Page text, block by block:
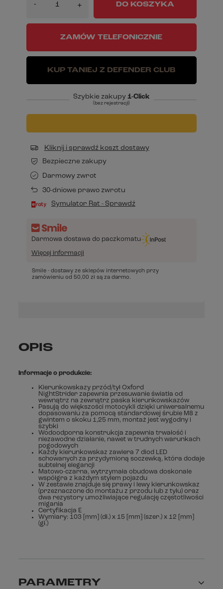
- + DO KOSZYKA
ZAMÓW TELEFONICZNIE
KUP TANIEJ Z DEFENDER CLUB
Szybkie zakupy 1-Click
(bez rejestracji)
Kliknij i sprawdź koszt dostawy
Bezpieczne zakupy
Darmowy zwrot
30-dniowe prawo zwrotu
Symulator Rat - Sprawdź
Darmowa dostawa do paczkomatu
Więcej informacji
Smile - dostawy ze sklepów internetowych przy
zamówieniu od 50,00 zł są za darmo.
OPIS
Informacje o produkcie:
Kierunkowskazy przód/tył Oxford
NightStrider zapewnia przesuwanie światła od
wewnątrz na zewnątrz paska kierunkowskazów
Pasują do większości motocykli dzięki uniwersalnemu
dopasowaniu za pomocą standardowej śrubie M8 z
gwintem o skoku 1,25 mm, montaż jest wygodny i
szybki
Wodoodporna konstrukcja zapewnia trwałość i
niezawodne działanie, nawet w trudnych warunkach
pogodowych
Każdy kierunkowskaz zawiera 7 diod LED
schowanych za przydymioną soczewką, która dodaje
subtelnej elegancji
Matowo-czarna, wytrzymała obudowa doskonale
współgra z każdym stylem pojazdu
W zestawie znajduje się prawy i lewy kierunkowskaz
(przeznaczone do montażu z przodu lub z tyłu) oraz
dwa rezystory umożliwiające regulację częstotliwości
migania
Certyfikacja E
Wymiary: 103 [mm] (dł.) x 15 [mm] (szer.) x 12 [mm]
(gł.)
PARAMETRY